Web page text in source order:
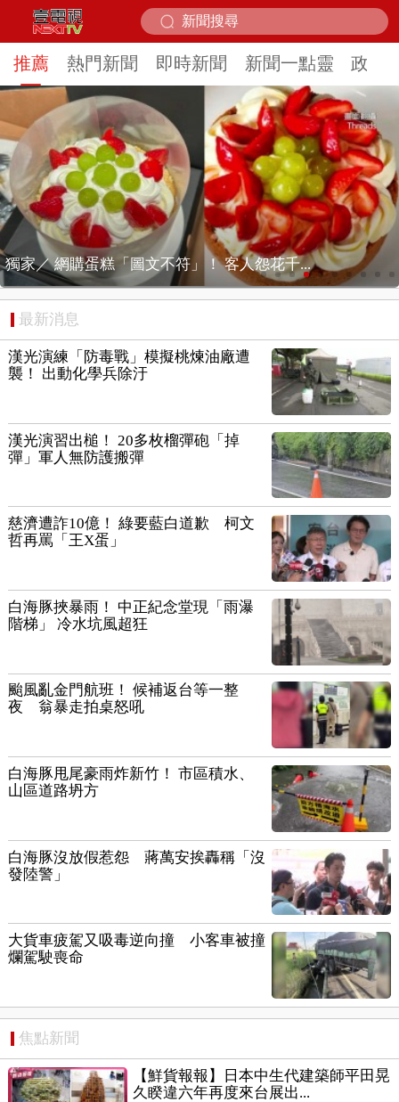
推薦 熱門新聞 即時新聞 新聞一點靈 政治
獨家／ 傻眼！旅客六小時被「載回原點」！ ...
最新消息
漢光演練「防毒戰」模擬桃煉油廠遭
襲！ 出動化學兵除汙
漢光演習出槌！ 20多枚榴彈砲「掉
彈」軍人無防護搬彈
慈濟遭詐10億！ 綠要藍白道歉 柯文
哲再罵「王X蛋」
白海豚挾暴雨！ 中正紀念堂現「雨瀑
階梯」 冷水坑風超狂
颱風亂金門航班！ 候補返台等一整
夜 翁暴走拍桌怒吼
白海豚甩尾豪雨炸新竹！ 市區積水、
山區道路坍方
白海豚沒放假惹怨 蔣萬安挨轟稱「沒
發陸警」
大貨車疲駕又吸毒逆向撞 小客車被撞
爛駕駛喪命
焦點新聞
【鮮貨報報】日本中生代建築師平田晃
久睽違六年再度來台展出...